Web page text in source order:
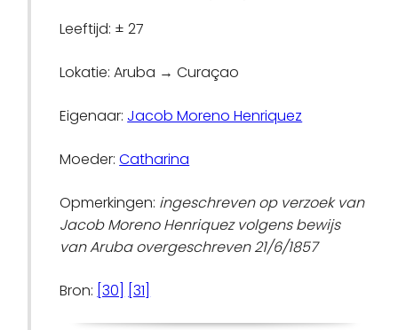
Leeftijd: ± 27
Lokatie: Aruba → Curaçao
Eigenaar: Jacob Moreno Henriquez
Moeder:Catharina
Opmerkingen: ingeschreven op verzoek van
Jacob Moreno Henriquez volgens bewijs
van Aruba overgeschreven 21/6/1857
Bron: [30] [31]